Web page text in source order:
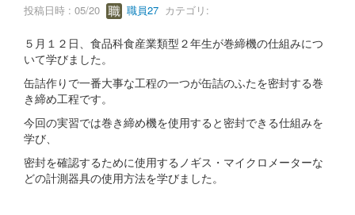
投稿日時 : 05/20 職員27 カテゴリ:
５月１２日、食品科食産業類型２年生が巻締機の仕組みにつ
いて学びました。
缶詰作りで一番大事な工程の一つが缶詰のふたを密封する巻
き締め工程です。
今回の実習では巻き締め機を使用すると密封できる仕組みを
学び、
密封を確認するために使用するノギス・マイクロメーターな
どの計測器具の使用方法を学びました。